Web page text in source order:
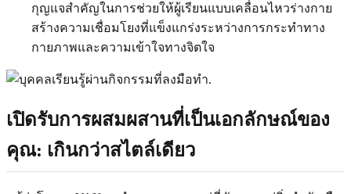
กุญแจสำคัญในการช่วยให้ผู้เรียนแบบเคลื่อนไหวร่างกาย
สร้างความเชื่อมโยงที่แข็งแกร่งระหว่างการกระทำทาง
กายภาพและความเข้าใจทางจิตใจ
เปิดรับการผสมผสานที่เป็นเอกลักษณ์ของ
คุณ: เกินกว่าสไตล์เดียว